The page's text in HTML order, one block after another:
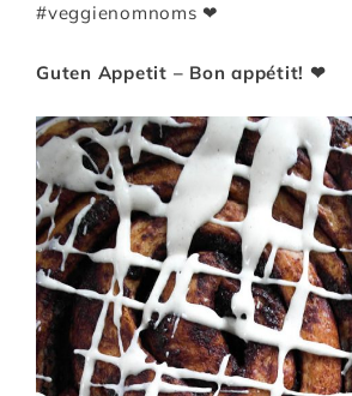
#veggienomnoms ❤
Guten Appetit – Bon appétit! ❤